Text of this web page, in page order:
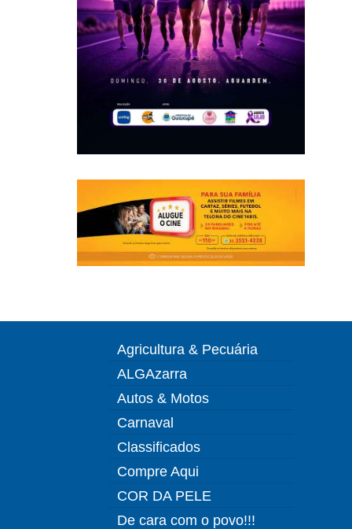
Agricultura & Pecuária
ALGAzarra
Autos & Motos
Carnaval
Classificados
Compre Aqui
COR DA PELE
De cara com o povo!!!